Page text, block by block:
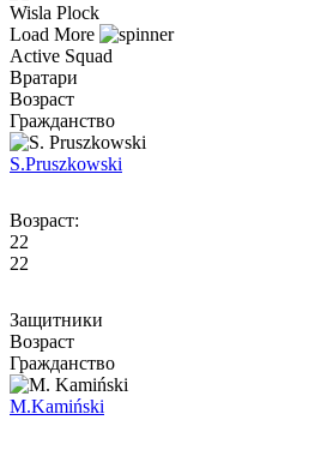
Wisla Plock
Load More
Active Squad
Вратари
Возраст
Гражданство
S.Pruszkowski
Возраст:
22
22
Защитники
Возраст
Гражданство
M.Kamiński